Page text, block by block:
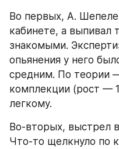
Во первых, А.
кабинете, а выпивал
знакомыми.
опьянения у него
средним. По теории
комплекции (рост —
легкому.
Во-вторых, выстрел
Что-то щелкнуло по